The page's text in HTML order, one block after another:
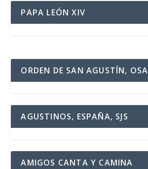
PAPA LEÓN XIV
ORDEN DE SAN AGUSTÍN, OSA
AGUSTINOS, ESPAÑA, SJS
AMIGOS CANTA Y CAMINA